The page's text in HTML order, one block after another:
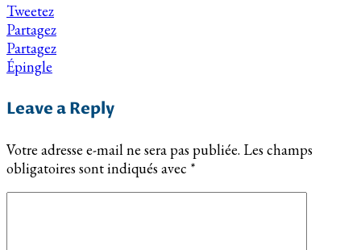
Tweetez
Partagez
Partagez
Épingle
Leave a Reply
Votre adresse e-mail ne sera pas publiée. Les champs
obligatoires sont indiqués avec *